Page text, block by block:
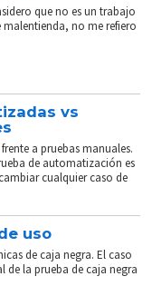
que no es un trabajo
malentienda, no me refiero
vs
a pruebas manuales.
de automatización es
cualquier caso de
uso
de caja negra. El caso
de la prueba de caja negra